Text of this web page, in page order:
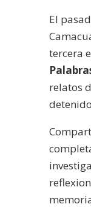
El
tercera
relatos